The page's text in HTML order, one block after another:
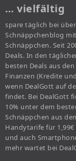
… vielfältig
spare täglich bei
Schnäppchenblog
Schnäppchen. Seit
Deals. In den
besten Deals aus
Finanzen (Kredite
wenn DealGott auf
findet. Bei DealGott
10% unter dem
Schnäppchen aus
Handytarife für
und auch
mehr wartet bei